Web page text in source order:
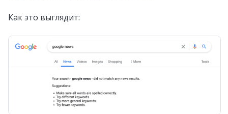
Как это выглядит: